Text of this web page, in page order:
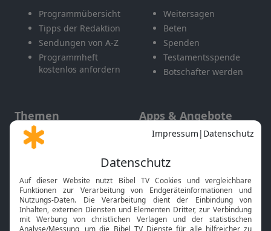
Programmübersicht
Tipps der Redaktion
Sendungen von A-Z
Programmheft
kostenlos anfordern
Weitersagen
Beten
Spenden
Testamentsspende
Botschafter werden
Themen
Gott und Bibel erklärt
Neuigkeiten
Apps & Angebote
Mobile App
Smart TV
HbbTV
Bibelthek Online-Bibel